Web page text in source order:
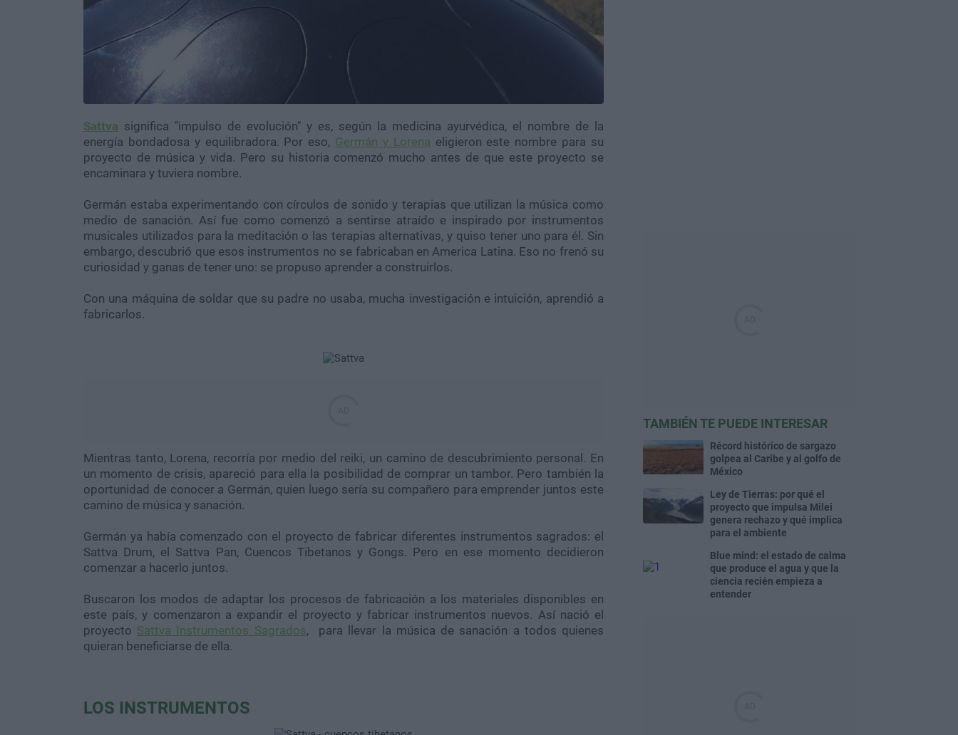
Sattva significa "impulso de evolución" y es, según la medicina ayurvédica, el nombre de la
energía bondadosa y equilibradora. Por eso, Germán y Lorena eligieron este nombre para su
proyecto de música y vida. Pero su historia comenzó mucho antes de que este proyecto se
encaminara y tuviera nombre.
Germán estaba experimentando con círculos de sonido y terapias que utilizan la música como
medio de sanación. Así fue como comenzó a sentirse atraído e inspirado por instrumentos
musicales utilizados para la meditación o las terapias alternativas, y quiso tener uno para él. Sin
embargo, descubrió que esos instrumentos no se fabricaban en America Latina. Eso no frenó su
curiosidad y ganas de tener uno: se propuso aprender a construirlos.
Con una máquina de soldar que su padre no usaba, mucha investigación e intuición, aprendió a
fabricarlos.
Mientras tanto, Lorena, recorría por medio del reiki, un camino de descubrimiento personal. En
un momento de crisis, apareció para ella la posibilidad de comprar un tambor. Pero también la
oportunidad de conocer a Germán, quien luego sería su compañero para emprender juntos este
camino de música y sanación.
Germán ya había comenzado con el proyecto de fabricar diferentes instrumentos sagrados: el
Sattva Drum, el Sattva Pan, Cuencos Tibetanos y Gongs. Pero en ese momento decidieron
comenzar a hacerlo juntos.
Buscaron los modos de adaptar los procesos de fabricación a los materiales disponibles en
este país, y comenzaron a expandir el proyecto y fabricar instrumentos nuevos. Así nació el
proyecto Sattva Instrumentos Sagrados, para llevar la música de sanación a todos quienes
quieran beneficiarse de ella.
LOS INSTRUMENTOS
TAMBIÉN TE PUEDE INTERESAR
Récord histórico de sargazo
golpea al Caribe y al golfo de
México
Ley de Tierras: por qué el
proyecto que impulsa Milei
genera rechazo y qué implica
para el ambiente
Blue mind: el estado de calma
que produce el agua y que la
ciencia recién empieza a
entender